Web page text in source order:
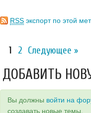
RSS экспорт по этой
1 2 Следующее »
ДОБАВИТЬ
Вы должны войти на
создавать новые темы.